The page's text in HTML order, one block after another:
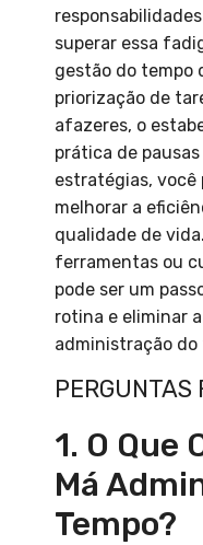
superar essa
gestão do tempo
priorização de
afazeres, o
prática de
estratégias, você
melhorar a
qualidade de
ferramentas ou
pode ser um
rotina e eliminar
administração do
PERGUNTAS
1. O Que
Má
Tempo?